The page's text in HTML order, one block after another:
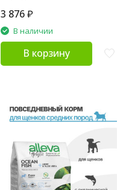
3 876₽
В наличии
В корзину